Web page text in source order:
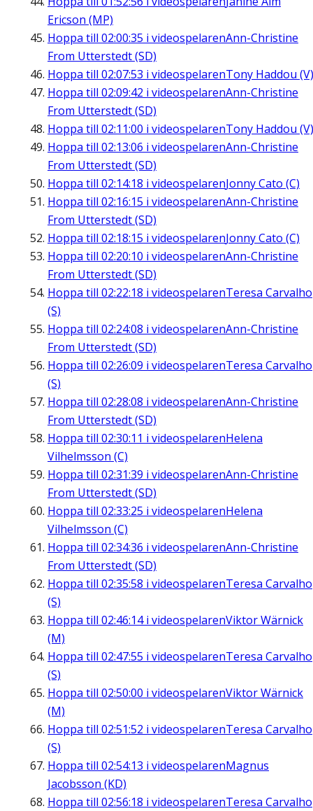
Ericson (MP)
Hoppa till 02:00:35 i videospelarenAnn-Christine
From Utterstedt (SD)
Hoppa till 02:07:53 i videospelarenTony Haddou (V)
Hoppa till 02:09:42 i videospelarenAnn-Christine
From Utterstedt (SD)
Hoppa till 02:11:00 i videospelarenTony Haddou (V)
Hoppa till 02:13:06 i videospelarenAnn-Christine
From Utterstedt (SD)
Hoppa till 02:14:18 i videospelarenJonny Cato (C)
Hoppa till 02:16:15 i videospelarenAnn-Christine
From Utterstedt (SD)
Hoppa till 02:18:15 i videospelarenJonny Cato (C)
Hoppa till 02:20:10 i videospelarenAnn-Christine
From Utterstedt (SD)
Hoppa till 02:22:18 i videospelarenTeresa Carvalho
(S)
Hoppa till 02:24:08 i videospelarenAnn-Christine
From Utterstedt (SD)
Hoppa till 02:26:09 i videospelarenTeresa Carvalho
(S)
Hoppa till 02:28:08 i videospelarenAnn-Christine
From Utterstedt (SD)
Hoppa till 02:30:11 i videospelarenHelena
Vilhelmsson (C)
Hoppa till 02:31:39 i videospelarenAnn-Christine
From Utterstedt (SD)
Hoppa till 02:33:25 i videospelarenHelena
Vilhelmsson (C)
Hoppa till 02:34:36 i videospelarenAnn-Christine
From Utterstedt (SD)
Hoppa till 02:35:58 i videospelarenTeresa Carvalho
(S)
Hoppa till 02:46:14i videospelarenViktor Wärnick
(M)
Hoppa till 02:47:55 i videospelarenTeresa Carvalho
(S)
Hoppa till 02:50:00 i videospelarenViktor Wärnick
(M)
Hoppa till 02:51:52 i videospelarenTeresa Carvalho
(S)
Hoppa till 02:54:13 i videospelarenMagnus
Jacobsson (KD)
Hoppa till 02:56:18 i videospelarenTeresa Carvalho